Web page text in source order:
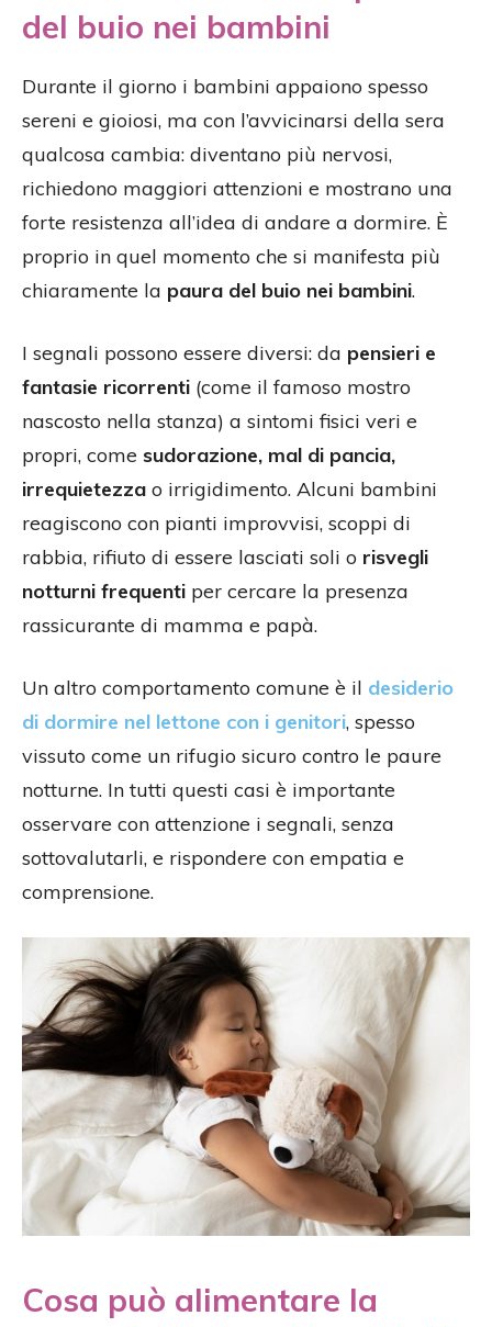
del buio nei bambini
Durante il giorno i bambini appaiono spesso
sereni e gioiosi, ma con l’avvicinarsi della sera
qualcosa cambia: diventano più nervosi,
richiedono maggiori attenzioni e mostrano una
forte resistenza all’idea di andare a dormire. È
proprio in quel momento che si manifesta più
chiaramente la paura del buio nei bambini.
I segnali possono essere diversi: da pensieri e
fantasie ricorrenti (come il famoso mostro
nascosto nella stanza) a sintomi fisici veri e
propri, come sudorazione, mal di pancia,
irrequietezza o irrigidimento. Alcuni bambini
reagiscono con pianti improvvisi, scoppi di
rabbia, rifiuto di essere lasciati soli o risvegli
notturni frequenti per cercare la presenza
rassicurante di mamma e papà.
Un altro comportamento comune è il desiderio
di dormire nel lettone con i genitori, spesso
vissuto come un rifugio sicuro contro le paure
notturne. In tutti questi casi è importante
osservare con attenzione i segnali, senza
sottovalutarli, e rispondere con empatia e
comprensione.
Cosa può alimentare la